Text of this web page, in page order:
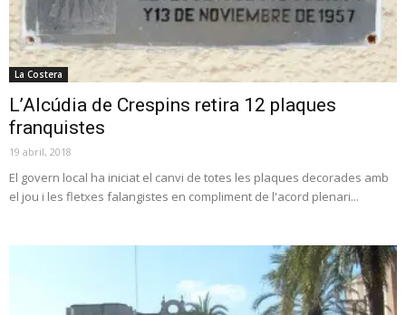
La Costera
L’Alcúdia de Crespins retira 12 plaques
franquistes
19 abril, 2018
El govern local ha iniciat el canvi de totes les plaques decorades amb
el jou i les fletxes falangistes en compliment de l'acord plenari...